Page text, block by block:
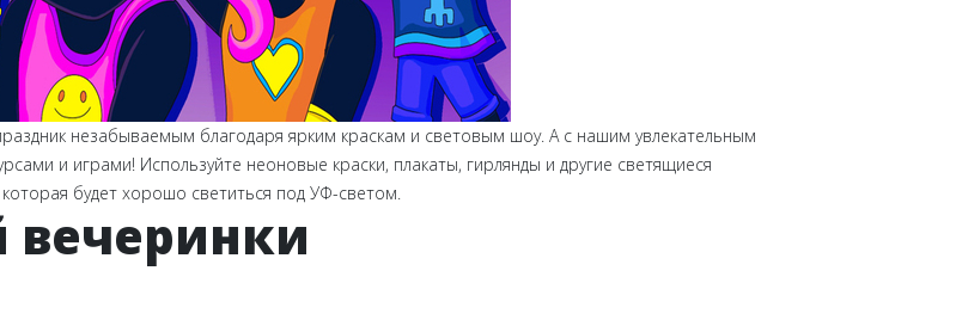
незабываемым благодаря ярким краскам и световым шоу. А с нашим увлекательным
и играми! Используйте неоновые краски, плакаты, гирлянды и другие светящиеся
будет хорошо светиться под УФ-светом.
вечеринки